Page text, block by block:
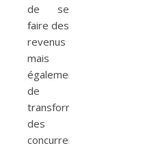
de se
faire des
revenus
mais
également
de
transformer
des
concurrents